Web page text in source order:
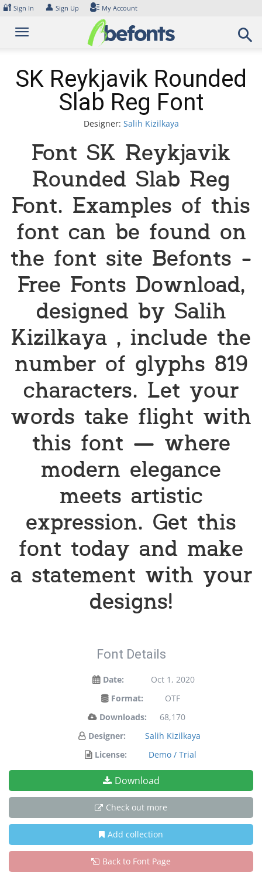
Skip
content
🔐 Sign In 👤 Sign Up My Account
SK Reykjavik Rounded
Slab Reg Font
Designer: Salih Kizilkaya
Font SK Reykjavik
Rounded Slab Reg
Font. Examples of this
font can be found on
the font site Befonts –
Free Fonts Download,
designed by Salih
Kizilkaya , include the
number of glyphs 819
characters. Let your
words take flight with
this font — where
modern elegance
meets artistic
expression. Get this
font today and make
a statement with your
designs!
Font Details
Date:
Oct 1, 2020
Format:
OTF
Downloads:
68,170
Designer:
Salih Kizilkaya
License:
Demo / Trial
Download
Check out more
Add collection
Back to Font Page